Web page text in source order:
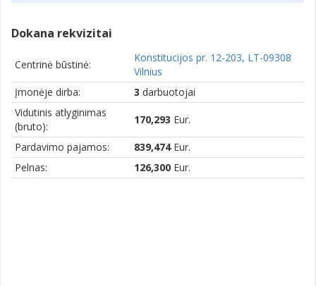
Dokana rekvizitai
Centrinė būstinė:
Konstitucijos pr. 12-203, LT-09308
Vilnius
Įmonėje dirba:
3 darbuotojai
Vidutinis atlyginimas
(bruto):
170,293 Eur.
Pardavimo pajamos: 839,474Eur.
Pelnas:
126,300 Eur.